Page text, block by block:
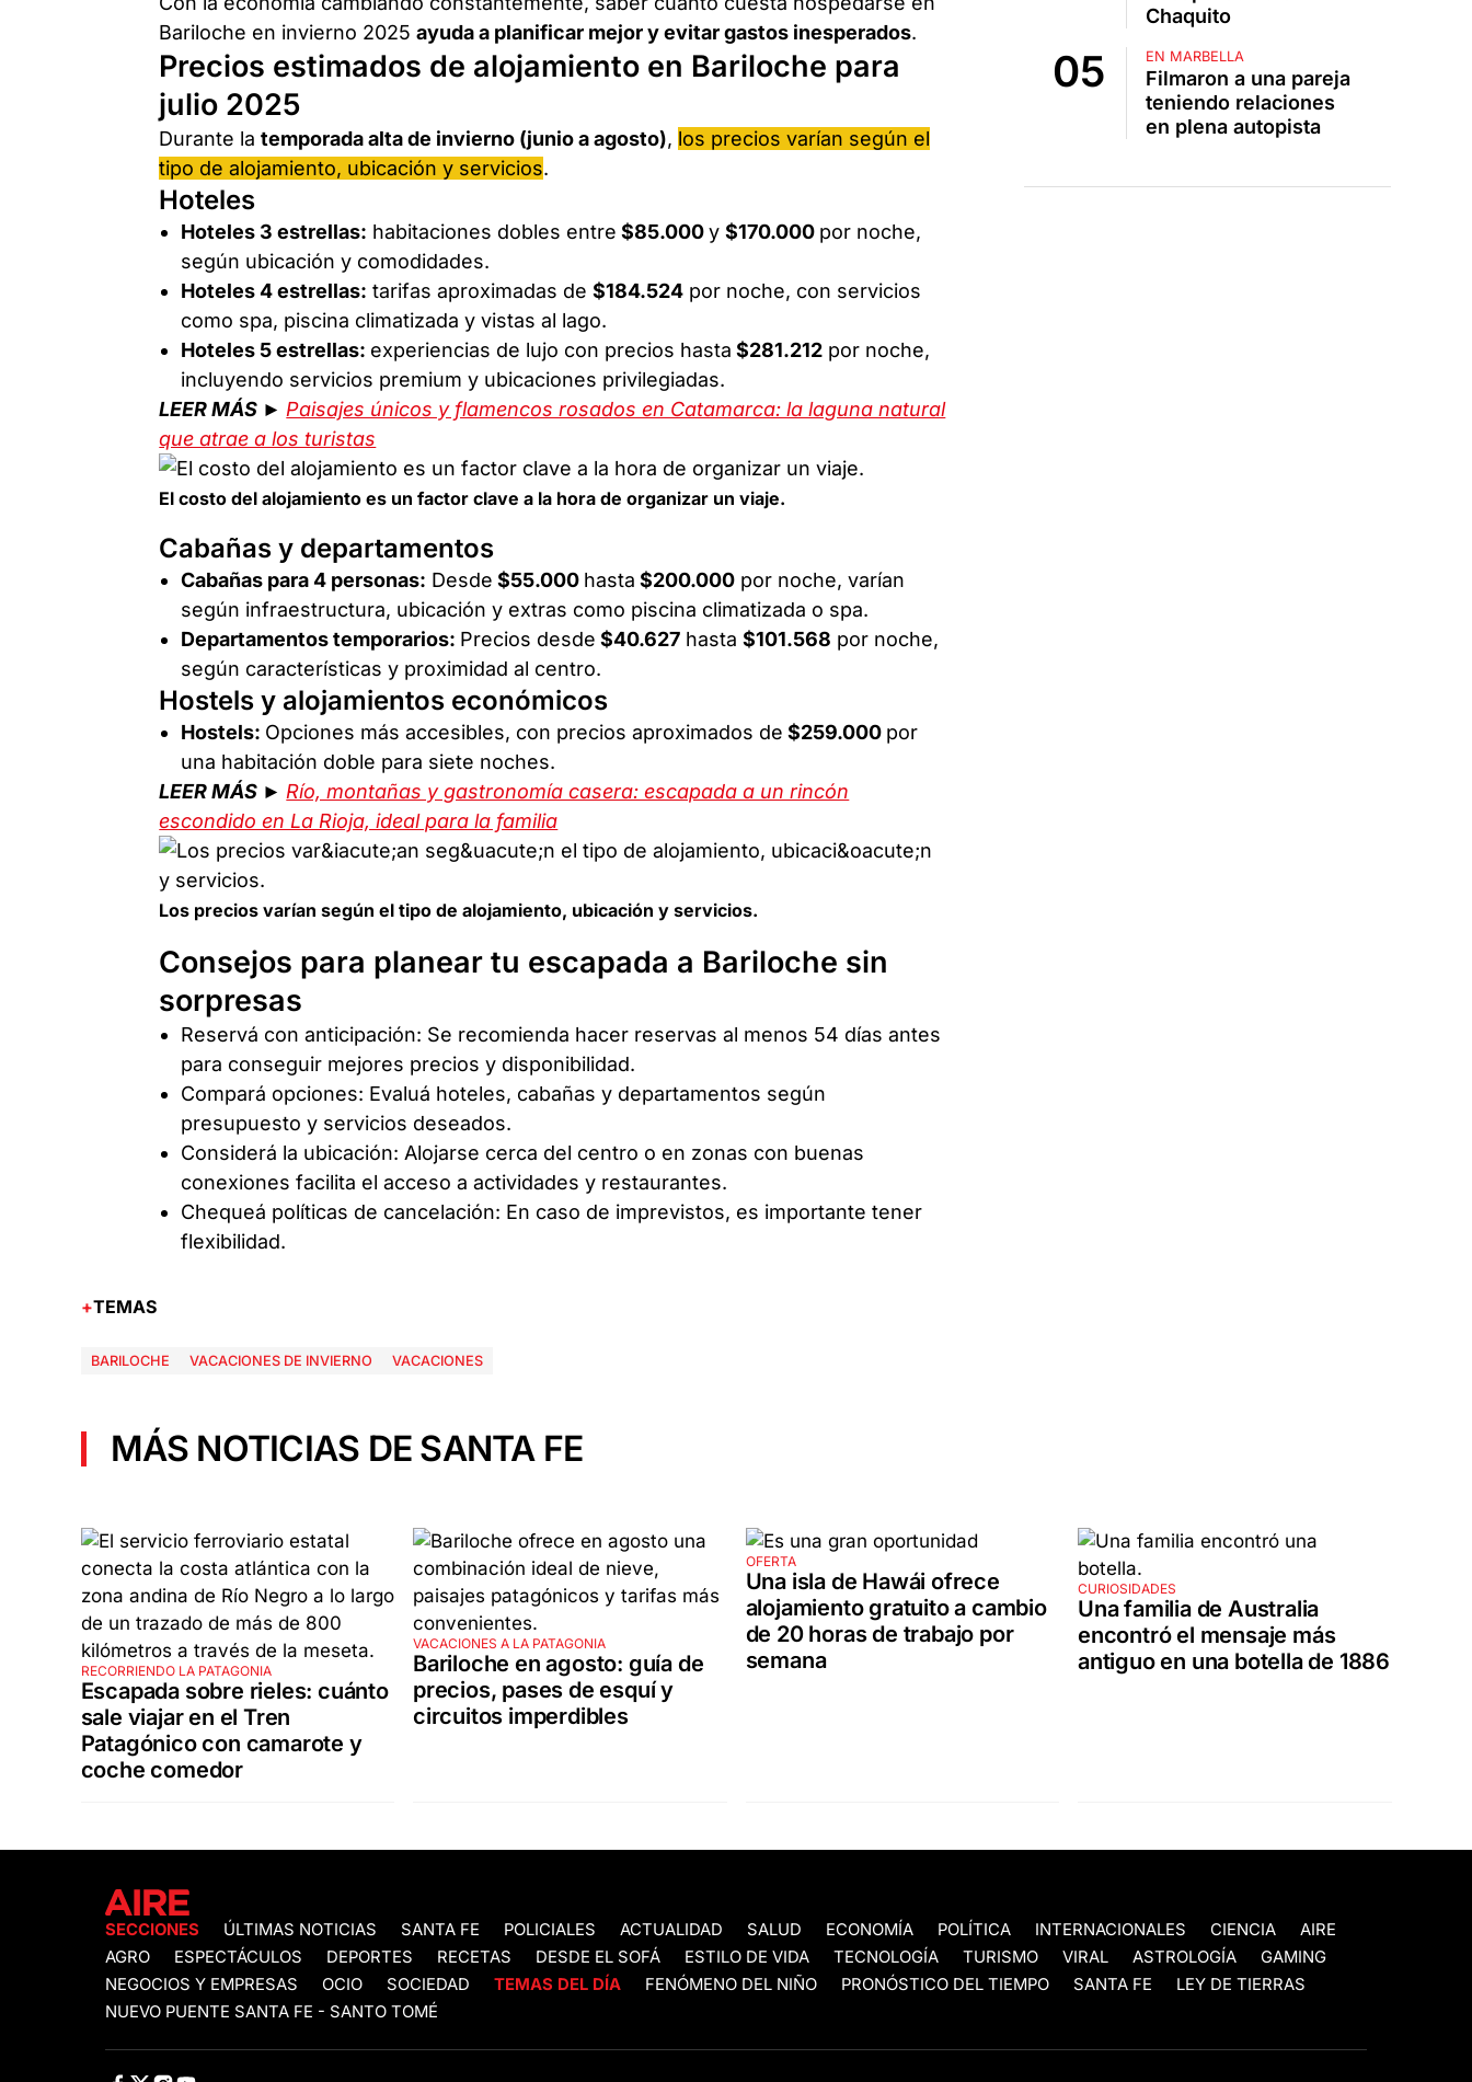
Bariloche en invierno 2025ayuda a planificar mejor y evitar gastos inesperados.
Precios estimados de alojamiento en Bariloche para
julio 2025
Durante latemporada alta de invierno (junio a agosto), los precios varían según el
tipo de alojamiento, ubicación y servicios.
Hoteles
Hoteles 3 estrellas: habitaciones dobles entre $85.000y$170.000 por noche,
según ubicación y comodidades.
Hoteles 4 estrellas: tarifas aproximadas de$184.524 por noche, con servicios
como spa, piscina climatizada y vistas al lago.
Hoteles 5 estrellas: experiencias de lujo con precios hasta $281.212 por noche,
incluyendo servicios premium y ubicaciones privilegiadas.
LEER MÁS ► Paisajes únicos y flamencos rosados en Catamarca: la laguna natural
que atrae a los turistas
El costo del alojamiento es un factor clave a la hora de organizar un viaje.
Cabañas y departamentos
Cabañas para 4 personas: Desde $55.000 hasta $200.000 por noche, varían
según infraestructura, ubicación y extras como piscina climatizada o spa.
Departamentos temporarios: Precios desde $40.627 hasta$101.568 por noche,
según características y proximidad al centro.
Hostels y alojamientos económicos
Hostels: Opciones más accesibles, con precios aproximados de $259.000 por
una habitación doble para siete noches.
LEER MÁS ► Río, montañas y gastronomía casera: escapada a un rincón
escondido en La Rioja, ideal para la familia
Los precios varían según el tipo de alojamiento, ubicación y servicios.
Consejos para planear tu escapada a Bariloche sin
sorpresas
Reservá con anticipación: Se recomienda hacer reservas al menos 54 días antes
para conseguir mejores precios y disponibilidad.
Compará opciones: Evaluá hoteles, cabañas y departamentos según
presupuesto y servicios deseados.
Considerá la ubicación: Alojarse cerca del centro o en zonas con buenas
conexiones facilita el acceso a actividades y restaurantes.
Chequeá políticas de cancelación: En caso de imprevistos, es importante tener
flexibilidad.
Chaquito
EN MARBELLA
Filmaron a una pareja
teniendo relaciones
en plena autopista
TEMAS
BARILOCHE VACACIONES DE INVIERNO VACACIONES
MÁS NOTICIAS DE SANTA FE
RECORRIENDO LA PATAGONIA
Escapada sobre rieles: cuánto
sale viajar en el Tren
Patagónico con camarote y
coche comedor
VACACIONES A LA PATAGONIA
Bariloche en agosto: guía de
precios, pases de esquí y
circuitos imperdibles
OFERTA
Una isla de Hawái ofrece
alojamiento gratuito a cambio
de 20 horas de trabajo por
semana
CURIOSIDADES
Una familia de Australia
encontró el mensaje más
antiguo en una botella de 1886
SECCIONES ÚLTIMAS NOTICIAS SANTA FE POLICIALES ACTUALIDAD SALUD ECONOMÍA POLÍTICA INTERNACIONALES CIENCIA
AIRE
AGRO
ESPECTÁCULOS DEPORTES RECETAS DESDE EL SOFÁ ESTILO DE VIDA TECNOLOGÍA TURISMO VIRAL ASTROLOGÍA
GAMING
NEGOCIOS Y EMPRESAS
OCIO SOCIEDAD TEMAS DEL DÍA FENÓMENO DEL NIÑO PRONÓSTICO DEL TIEMPO SANTA FE
LEY DE TIERRAS
NUEVO PUENTE SANTA FE - SANTO TOMÉ